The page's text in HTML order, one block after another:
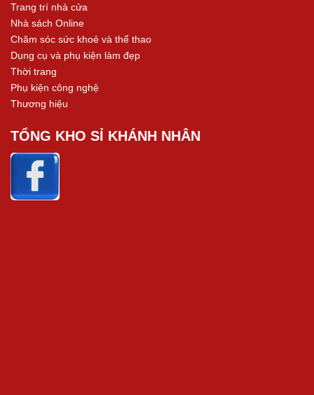
Trang trí nhà cửa
Nhà sách Online
Chăm sóc sức khoẻ và thể thao
Dụng cụ và phụ kiện làm đẹp
Thời trang
Phụ kiện công nghệ
Thương hiệu
TỔNG KHO SỈ KHÁNH NHÂN